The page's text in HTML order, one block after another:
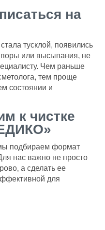
на
тусклой, появились
или высыпания, не
Чем раньше
тем проще
состоянии и
к чистке
подбираем формат
нас важно не просто
а сделать ее
для